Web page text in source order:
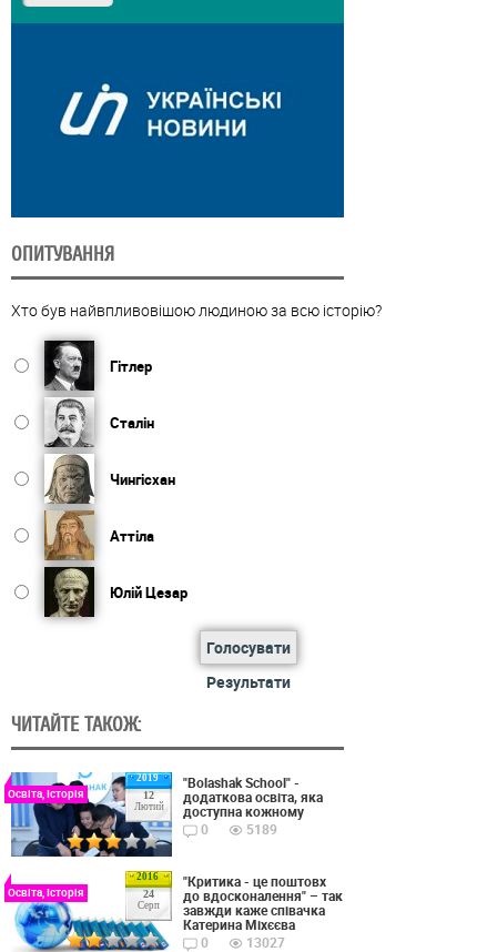
ОПИТУВАННЯ
Хто був найвпливовішою людиною за всю історію?
Гітлер
Сталін
Чингісхан
Аттіла
Юлій Цезар
Голосувати
Результати
ЧИТАЙТЕ ТАКОЖ:
2019
12
Лютий
Освіта, Історія
"Bolashak School" -
додаткова освіта, яка
доступна кожному
0
5189
2016
24
Серп
Освіта, Історія
"Критика - це поштовх
до вдосконалення" – так
завжди каже співачка
Катерина Міхєєва
0
13027